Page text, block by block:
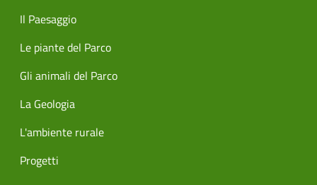
Il Paesaggio
Le piante del Parco
Gli animali del Parco
La Geologia
L'ambiente rurale
Progetti